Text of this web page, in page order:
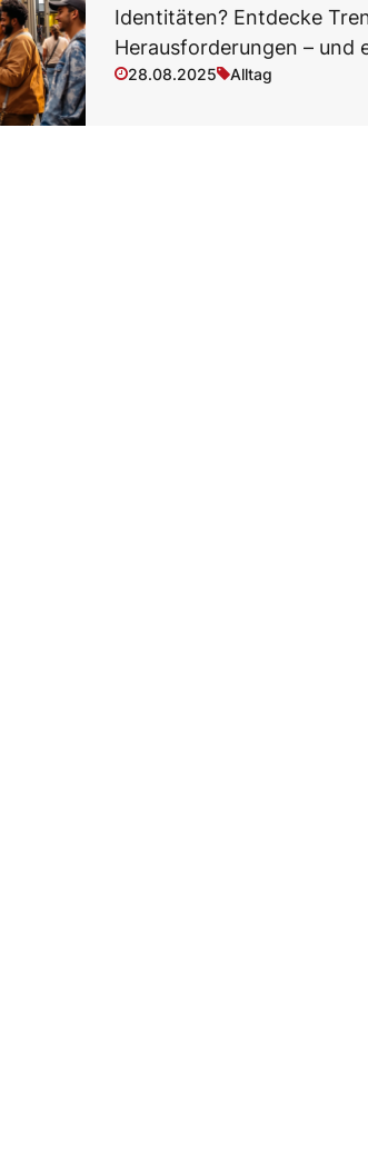
Identitäten? Entdecke
Herausforderungen –
28.08.2025 Alltag